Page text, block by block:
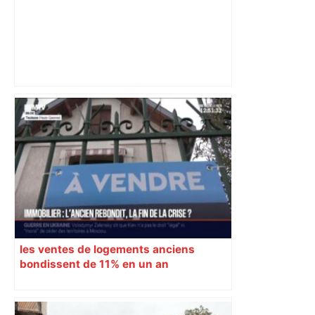
les agriculteurs manifestent malgré les
interdictions
les ventes de logements anciens
bondissent de 11% en un an